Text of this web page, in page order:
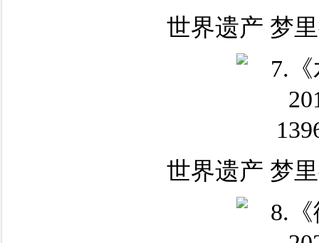
世界遗产 梦
世界遗产 梦